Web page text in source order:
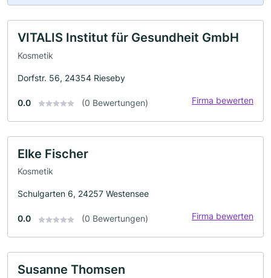
VITALIS Institut für Gesundheit GmbH
Kosmetik
Dorfstr. 56, 24354 Rieseby
0.0 (0 Bewertungen) Firma bewerten
Elke Fischer
Kosmetik
Schulgarten 6, 24257 Westensee
0.0 (0 Bewertungen) Firma bewerten
Susanne Thomsen